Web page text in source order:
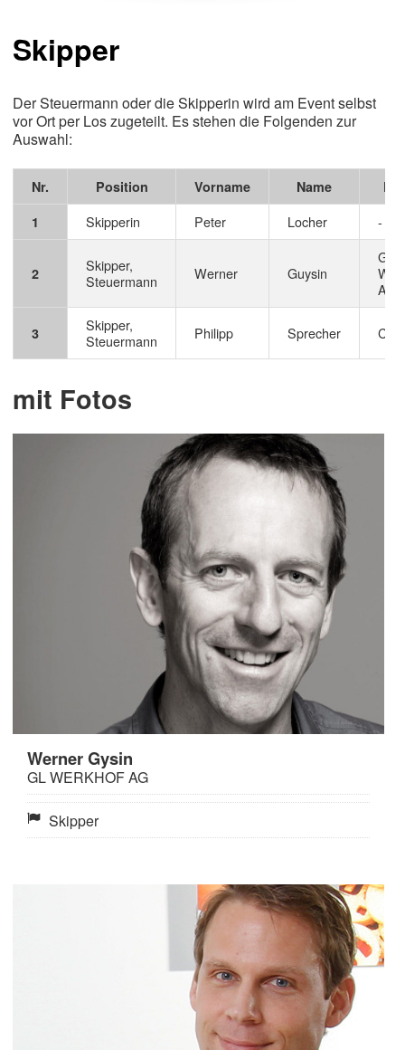
Skipper
Der Steuermann oder die Skipperin wird am Event selbst
vor Ort per Los zugeteilt. Es stehen die Folgenden zur
Auswahl:
Nr. Position Vorname Name
1
Skipperin Peter Locher -
2
Skipper,
Steuermann
Werner Guysin
GL
AG
3
Skipper,
Steuermann
Philipp Sprecher
mit Fotos
Werner Gysin
GL WERKHOF AG
Skipper